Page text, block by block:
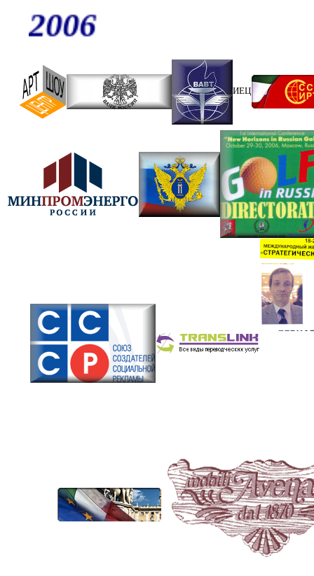
2006
ИЕЦ